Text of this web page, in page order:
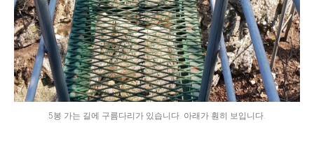
5봉 가는 길에 구름다리가 있습니다. 아래가 훤히 보입니다.